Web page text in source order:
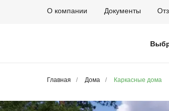
О компании Документы
Главная / Дома / Каркасные дома